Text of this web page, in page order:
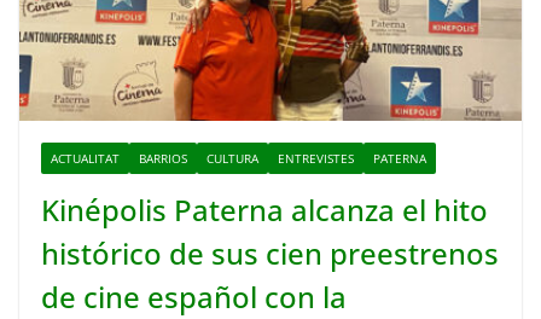
ACTUALITAT BARRIOS CULTURA ENTREVISTES PATERNA
Kinépolis Paterna alcanza el hito
histórico de sus cien preestrenos
de cine español con la